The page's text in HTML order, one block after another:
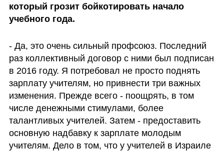
который грозит бойкотировать начало
учебного года.
- Да, это очень сильный профсоюз. Последний
раз коллективный договор с ними был подписан
в 2016 году. Я потребовал не просто поднять
зарплату учителям, но привнести три важных
изменения. Прежде всего - поощрять, в том
числе денежными стимулами, более
талантливых учителей. Затем - предоставить
основную надбавку к зарплате молодым
учителям. Дело в том, что у учителей в Израиле